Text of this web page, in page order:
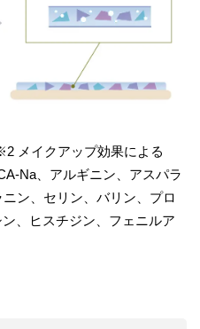
メイクアップ効果による
Na、アルギニン、アスパラ
ン、セリン、バリン、プロ
、ヒスチジン、フェニルア